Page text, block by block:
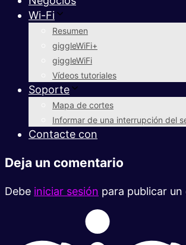
Wi-Fi
Resumen
giggleWiFi+
giggleWiFi
Vídeos tutoriales
Soporte
Mapa de cortes
Informar de una interrupción del
Contacte con
Deja un comentario
Debe iniciar sesión para publicar